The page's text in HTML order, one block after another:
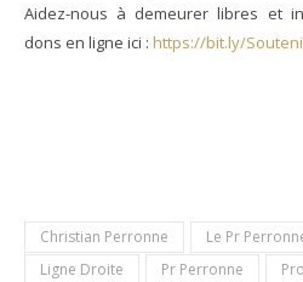
Aidez-nous à demeurer libres et
dons en ligne ici : https://bit.ly/
Christian Perronne
Le Pr
Ligne Droite
Pr Perronne